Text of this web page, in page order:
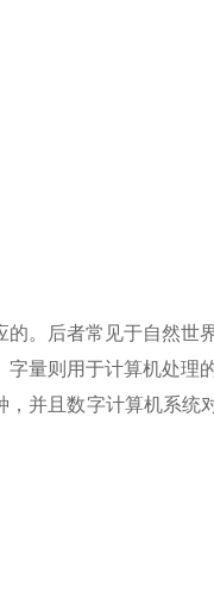
。后者常见于自然世
字量则用于计算机处理
并且数字计算机系